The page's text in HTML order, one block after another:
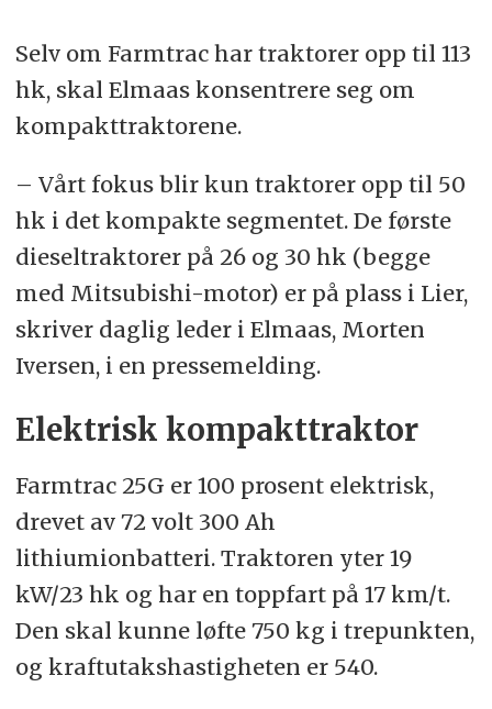
Selv om Farmtrac har traktorer opp til 113
hk, skal Elmaas konsentrere seg om
kompakttraktorene.
– Vårt fokus blir kun traktorer opp til 50
hk i det kompakte segmentet. De første
dieseltraktorer på 26 og 30 hk (begge
med Mitsubishi-motor) er på plass i Lier,
skriver daglig leder i Elmaas, Morten
Iversen, i en pressemelding.
Elektrisk kompakttraktor
Farmtrac 25G er 100 prosent elektrisk,
drevet av 72 volt 300 Ah
lithiumionbatteri. Traktoren yter 19
kW/23 hk og har en toppfart på 17 km/t.
Den skal kunne løfte 750 kg i trepunkten,
og kraftutakshastigheten er 540.